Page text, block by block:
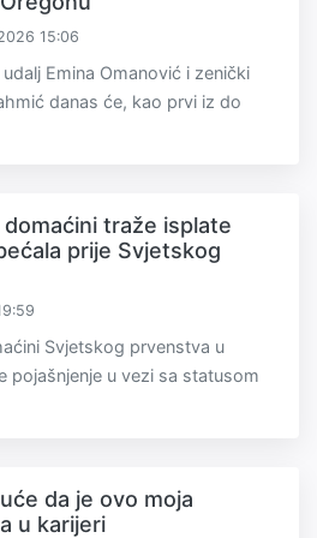
15:06
Emina Omanović i zenički
danas će, kao prvi iz do
traže isplate
prije Svjetskog
Svjetskog prvenstva u
pojašnjenje u vezi sa statusom
da je ovo moja
u karijeri